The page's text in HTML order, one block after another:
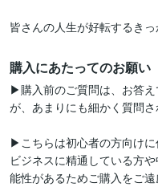
皆さんの人生が好転するき
購入にあたってのお願い
▶購入前のご質問は、お答
が、あまりにも細かく質問さ
▶こちらは初心者の方向け
ビジネスに精通している方
能性があるためご購入をご遠